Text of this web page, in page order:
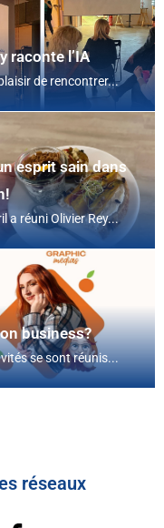
raconte l’IA
de rencontrer...
esprit sain dans
a réuni Olivier Rey...
business?
se sont réunis...
réseaux